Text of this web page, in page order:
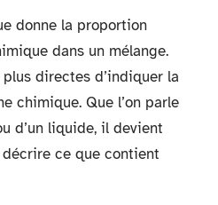
donne la proportion
dans un mélange.
plus directes d’indiquer la
chimique. Que l’on parle
d’un liquide, il devient
ce que contient